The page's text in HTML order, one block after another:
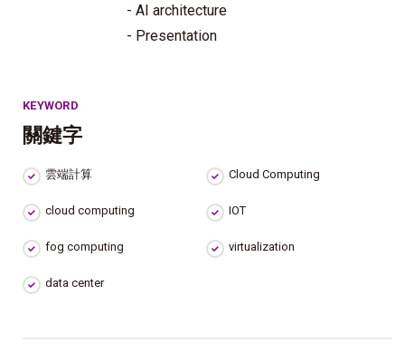
- AI architecture
- Presentation
KEYWORD
關鍵字
雲端計算 Cloud Computing
cloud computing IOT
fog computing virtualization
data center